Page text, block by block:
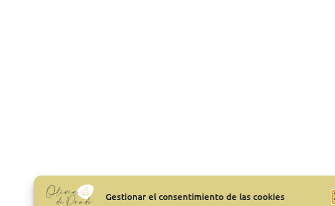
Gestionar el consentimiento de las cookies